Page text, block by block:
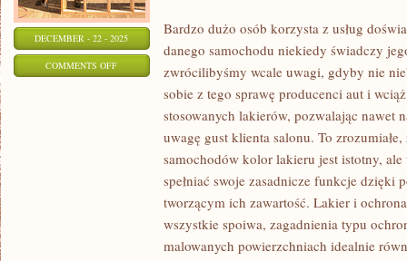
DECEMBER - 22 - 2025
COMMENTS OFFON
WŁAŚCICIEL
ZASTANAWIA
Bardzo dużo osób korzysta z usług
danego samochodu niekiedy świadczy
zwrócilibyśmy wcale uwagi, gdyby nie
sobie z tego sprawę producenci aut i
stosowanych lakierów, pozwalając nawet
uwagę gust klienta salonu. To
samochodów kolor lakieru jest istotny,
spełniać swoje zasadnicze funkcje dzięki
tworzącym ich zawartość. Lakier i
wszystkie spoiwa, zagadnienia typu
malowanych powierzchniach idealnie